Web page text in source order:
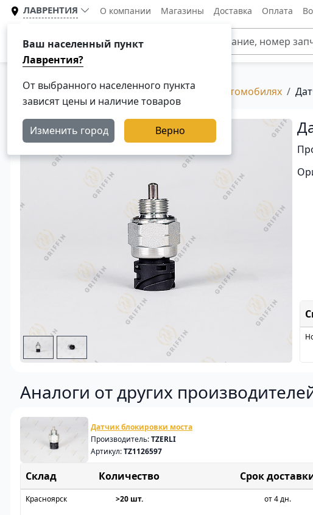
ЛАВРЕНТИЯ
Ваш населенный пункт
Лаврентия?
От выбранного населенного пункта
зависят цены и наличие товаров
Изменить город Верно
О компании Магазины Доставка Оплата
Каталог
Главная Каталог Электрика в грузовых автомобилях
Аналоги от других
Датчик блокировки моста
Производитель:TZERLI
Артикул:TZ1126597
Склад Срок
Красноярск >20 шт. от 4 дн.